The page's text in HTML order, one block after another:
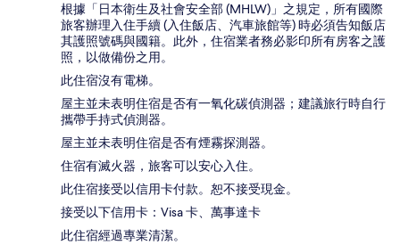
根據「日本衛生及社會安全部 (MHLW)」之規定，所有國際
旅客辦理入住手續 (入住飯店、汽車旅館等) 時必須告知飯店
其護照號碼與國籍。此外，住宿業者務必影印所有房客之護
照，以做備份之用。
此住宿沒有電梯。
屋主並未表明住宿是否有一氧化碳偵測器；建議旅行時自行
攜帶手持式偵測器。
屋主並未表明住宿是否有煙霧探測器。
住宿有滅火器，旅客可以安心入住。
此住宿接受以信用卡付款。恕不接受現金。
接受以下信用卡：Visa 卡、萬事達卡
此住宿經過專業清潔。